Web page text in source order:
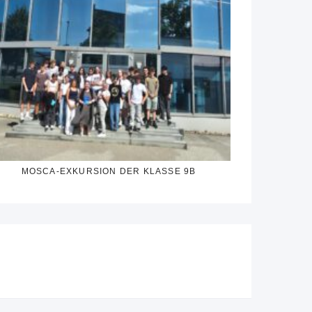
MOSCA-EXKURSION DER KLASSE 9B